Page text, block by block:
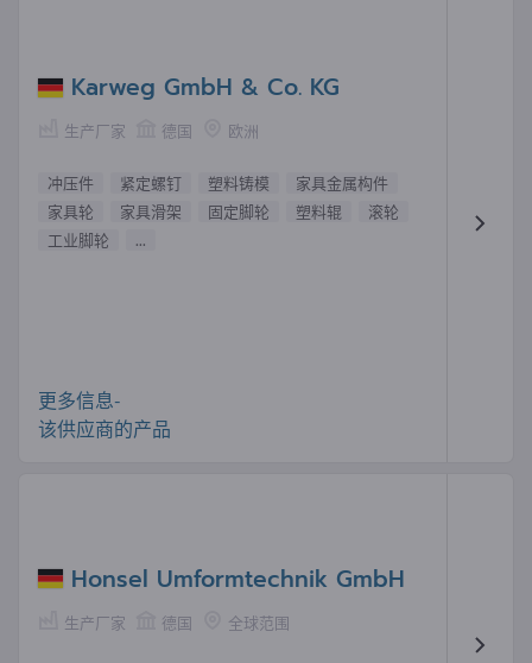
Karweg GmbH & Co. KG
生产厂家 德国 欧洲
冲压件 紧定螺钉 塑料铸模
家具金属构件
家具轮
家具滑架 固定脚轮 塑料辊
滚轮
工业脚轮
...
更多信息-
该供应商的产品
Honsel Umformtechnik GmbH
生产厂家 德国 全球范围